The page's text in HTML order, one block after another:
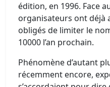
édition, en 1996. Face
organisateurs ont déjà
obligés de limiter le
10000 l’an prochain.
Phénomène d’autant
récemment encore,